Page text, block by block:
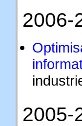
2006-
2005-